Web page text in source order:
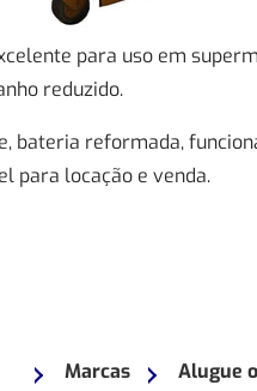
para uso em
reduzido.
bateria reformada,
para locação e venda.
Marcas
Alugue